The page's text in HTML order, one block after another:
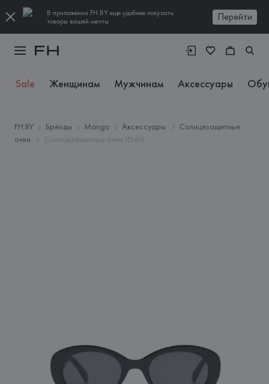
В приложении FH.BY еще удобнее покупать
товары вашей мечты
Перейти
Sale Женщинам Мужчинам Аксессуары
FH.BY Бренды Mango Аксессуары
Солнцезащитные
очки
Солнцезащитные очки JENNI